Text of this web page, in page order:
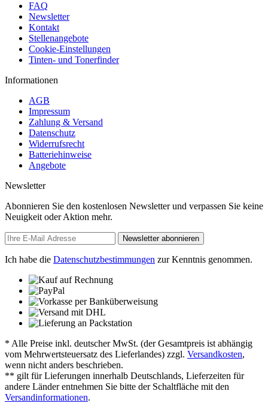
FAQ
Newsletter
Kontakt
Stellenangebote
Cookie-Einstellungen
Tinten- und Tonerfinder
Informationen
AGB
Impressum
Zahlung & Versand
Datenschutz
Widerrufsrecht
Batteriehinweise
Angebote
Newsletter
Abonnieren Sie den kostenlosen Newsletter und verpassen Sie keine
Neuigkeit oder Aktion mehr.
Newsletter abonnieren
Ich habe die Datenschutzbestimmungen zur Kenntnis genommen.
* Alle Preise inkl. deutscher MwSt. (der Gesamtpreis ist abhängig
vom Mehrwertsteuersatz des Lieferlandes) zzgl. Versandkosten,
wenn nicht anders beschrieben.
** gilt für Lieferungen innerhalb Deutschlands, Lieferzeiten für
andere Länder entnehmen Sie bitte der Schaltfläche mit den
Versandinformationen.